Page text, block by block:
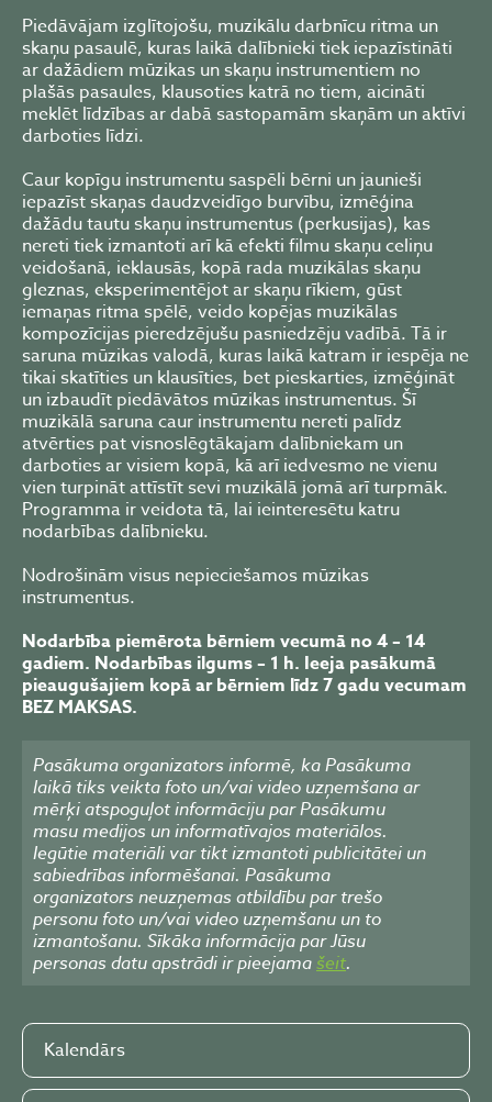
Piedāvājam izglītojošu, muzikālu darbnīcu ritma un
skaņu pasaulē, kuras laikā dalībnieki tiek iepazīstināti
ar dažādiem mūzikas un skaņu instrumentiem no
plašās pasaules, klausoties katrā no tiem, aicināti
meklēt līdzības ar dabā sastopamām skaņām un aktīvi
darboties līdzi.
Caur kopīgu instrumentu saspēli bērni un jaunieši
iepazīst skaņas daudzveidīgo burvību, izmēģina
dažādu tautu skaņu instrumentus (perkusijas), kas
nereti tiek izmantoti arī kā efekti filmu skaņu celiņu
veidošanā, ieklausās, kopā rada muzikālas skaņu
gleznas, eksperimentējot ar skaņu rīkiem, gūst
iemaņas ritma spēlē, veido kopējas muzikālas
kompozīcijas pieredzējušu pasniedzēju vadībā. Tā ir
saruna mūzikas valodā, kuras laikā katram ir iespēja ne
tikai skatīties un klausīties, bet pieskarties, izmēģināt
un izbaudīt piedāvātos mūzikas instrumentus. Šī
muzikālā saruna caur instrumentu nereti palīdz
atvērties pat visnoslēgtākajam dalībniekam un
darboties ar visiem kopā, kā arī iedvesmo ne vienu
vien turpināt attīstīt sevi muzikālā jomā arī turpmāk.
Programma ir veidota tā, lai ieinteresētu katru
nodarbības dalībnieku.
Nodrošinām visus nepieciešamos mūzikas
instrumentus.
Nodarbība piemērota bērniem vecumā no 4 – 14
gadiem. Nodarbības ilgums – 1 h. Ieeja pasākumā
pieaugušajiem kopā ar bērniem līdz 7 gadu vecumam
BEZ MAKSAS.
Pasākuma organizators informē, ka Pasākuma
laikā tiks veikta foto un/vai video uzņemšana ar
mērķi atspoguļot informāciju par Pasākumu
masu medijos un informatīvajos materiālos.
Iegūtie materiāli var tikt izmantoti publicitātei un
sabiedrības informēšanai. Pasākuma
organizators neuzņemas atbildību par trešo
personu foto un/vai video uzņemšanu un to
izmantošanu. Sīkāka informācija par Jūsu
personas datu apstrādi ir pieejamašeit.
Kalendārs